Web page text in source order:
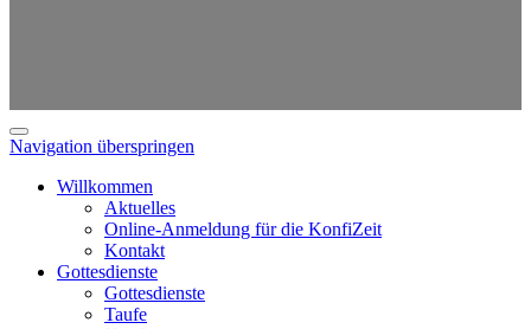
Navigation überspringen
Willkommen
Aktuelles
Online-Anmeldung für die KonfiZeit
Kontakt
Gottesdienste
Gottesdienste
Taufe